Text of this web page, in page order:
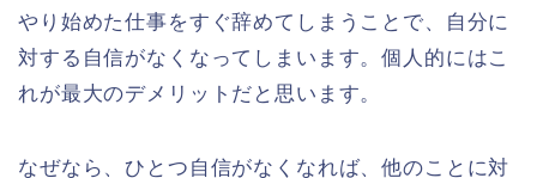
やり始めた仕事をすぐ辞めてしまうことで、自分に
対する自信がなくなってしまいます。個人的にはこ
れが最大のデメリットだと思います。
なぜなら、ひとつ自信がなくなれば、他のことに対